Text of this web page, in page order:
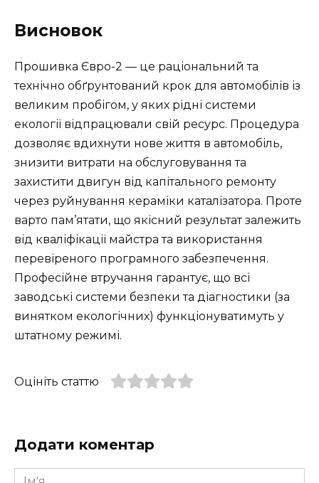
Висновок
Прошивка Євро-2 — це раціональний та
технічно обґрунтований крок для автомобілів із
великим пробігом, у яких рідні системи
екології відпрацювали свій ресурс. Процедура
дозволяє вдихнути нове життя в автомобіль,
знизити витрати на обслуговування та
захистити двигун від капітального ремонту
через руйнування кераміки каталізатора. Проте
варто пам’ятати, що якісний результат залежить
від кваліфікації майстра та використання
перевіреного програмного забезпечення.
Професійне втручання гарантує, що всі
заводські системи безпеки та діагностики (за
винятком екологічних) функціонуватимуть у
штатному режимі.
Оцініть статтю
Додати коментар
Ім'я